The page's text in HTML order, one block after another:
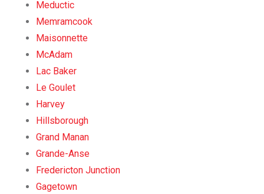
Meductic
Memramcook
Maisonnette
McAdam
Lac Baker
Le Goulet
Harvey
Hillsborough
Grand Manan
Grande-Anse
Fredericton Junction
Gagetown